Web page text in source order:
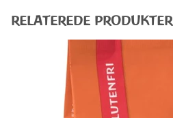
RELATEREDE PRODUKTER